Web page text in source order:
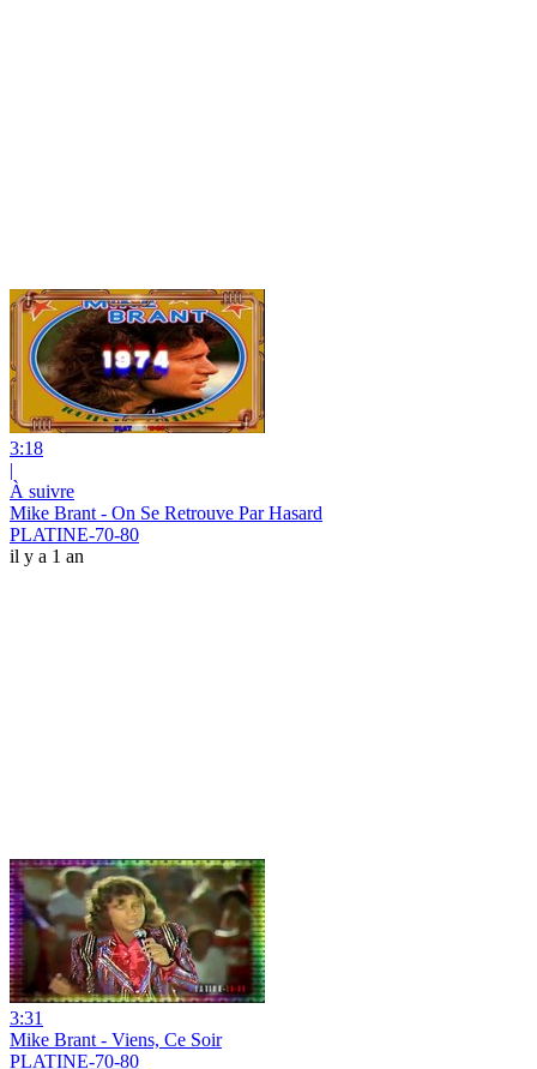
3:18
|
À suivre
Mike Brant - On Se Retrouve Par Hasard
PLATINE-70-80
il y a 1 an
3:31
Mike Brant - Viens, Ce Soir
PLATINE-70-80